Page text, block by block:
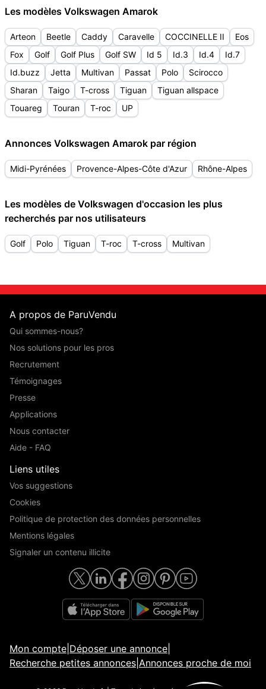
Les modèles Volkswagen Amarok
Arteon Beetle Caddy Caravelle COCCINELLE II
Eos
Fox
Golf Golf Plus Golf SW Id 5 Id.3 Id.4
Id.7
Id.buzz
Jetta Multivan Passat Polo
Scirocco
Sharan
Taigo T-cross Tiguan
Tiguan allspace
Touareg
Touran T-roc UP
Annonces Volkswagen Amarok par région
Midi-Pyrénées Provence-Alpes-Côte d'Azur Rhône-Alpes
Les modèles de Volkswagen d'occasion les plus
recherchés par nos utilisateurs
Golf Polo Tiguan T-roc T-cross Multivan
A propos de ParuVendu
Qui sommes-nous?
Nos solutions pour les pros
Recrutement
Témoignages
Presse
Applications
Nous contacter
Aide - FAQ
Liens utiles
Vos suggestions
Cookies
Politique de protection des données personnelles
Mentions légales
Signaler un contenu illicite
Mon compte Déposer une annonce
Recherche petites annonces Annonces proche de moi